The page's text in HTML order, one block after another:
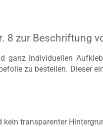
zur Beschriftung
ganz individuellen
zu bestellen. Dieser
kein transparenter